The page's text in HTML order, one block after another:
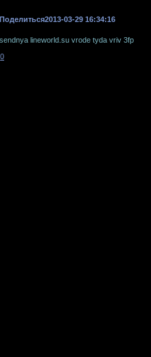
Поделиться2013-03-29 16:34:16
sendnya lineworld.su vrode tyda vriv 3fp
0